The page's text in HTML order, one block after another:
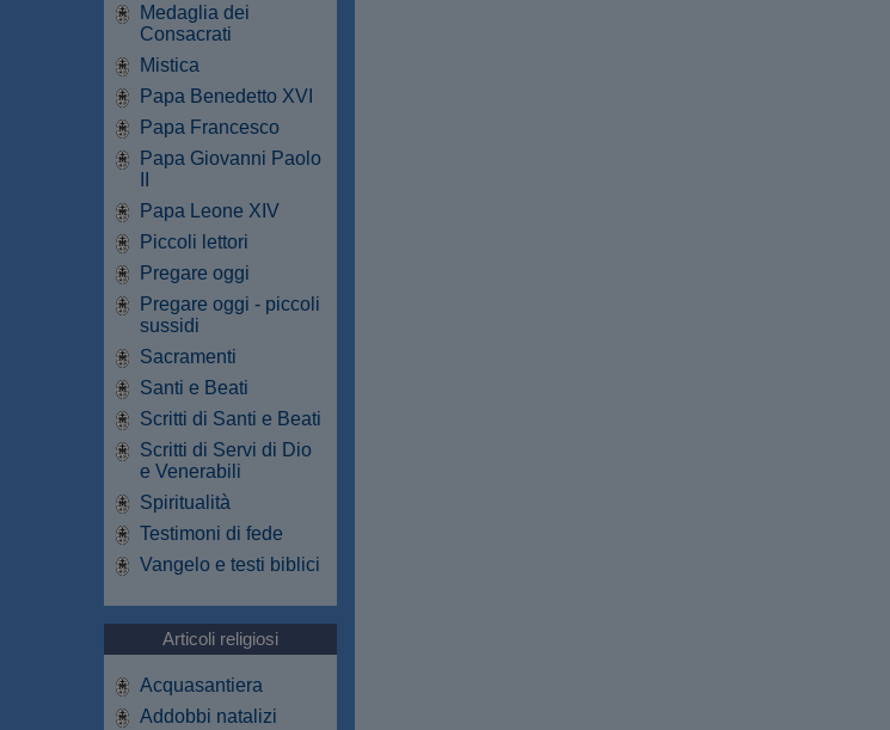
Medaglia dei
Consacrati
Mistica
Papa Benedetto XVI
Papa Francesco
Papa Giovanni Paolo
Papa Leone XIV
Piccoli lettori
Pregare oggi
Pregare oggi - piccoli
sussidi
Sacramenti
Santi e Beati
Scritti di Santi e Beati
Scritti di Servi di Dio
e Venerabili
Spiritualità
Testimoni di fede
Vangelo e testi biblici
Articoli religiosi
Acquasantiera
Addobbi natalizi